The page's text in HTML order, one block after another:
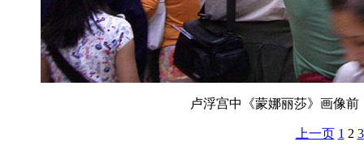
卢浮宫中《蒙娜丽莎》画像
上一页 1 2 3